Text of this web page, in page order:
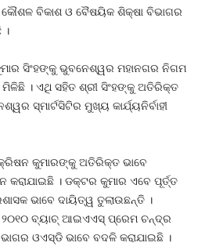
କୌଶଳ ବିକାଶ ଓ ବୈଷୟିକ ଶିକ୍ଷା ବିଭାଗର
।
ସିଂହଙ୍କୁ ଭୁବନେଶ୍ୱର ମହାନଗର ନିଗମ
। ଏଥି ସହିତ ଶ୍ରୀ ସିଂହଙ୍କୁ ଅତିରିକ୍ତ
ସ୍ମାର୍ଟସିଟିର ମୁଖ୍ୟ କାର୍ଯ୍ୟନିର୍ବାହୀ
କୁମାରଙ୍କୁ ଅତିରିକ୍ତ ଭାବେ
। ଡକ୍ଟର କୁମାର ଏବେ ପୂର୍ତ୍ତ
ଭାବେ ଦାୟିତ୍ୱ ତୁଲାଉଛନ୍ତି ।
ବ୍ୟାଚ୍‍ ଆଇଏଏସ୍‍ ପ୍ରେମ ଚନ୍ଦ୍ର
ଓଏସ୍‍ଡି ଭାବେ ବଦଳି କରାଯାଇଛି ।